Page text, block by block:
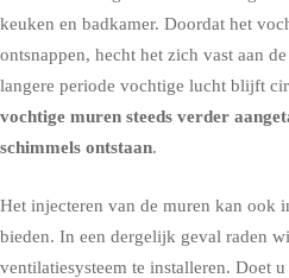
keuken en badkamer. Doordat het
ontsnappen, hecht het zich vast aan
langere periode vochtige lucht blijft
vochtige muren steeds verder
schimmels ontstaan.
Het injecteren van de muren kan ook
bieden. In een dergelijk geval raden
ventilatiesysteem te installeren. Doet